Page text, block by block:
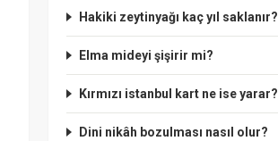
Hakiki zeytinyağı kaç yıl saklanır?
Elma mideyi şişirir mi?
Kırmızı istanbul kart ne ise yarar?
Dini nikâh bozulması nasıl olur?